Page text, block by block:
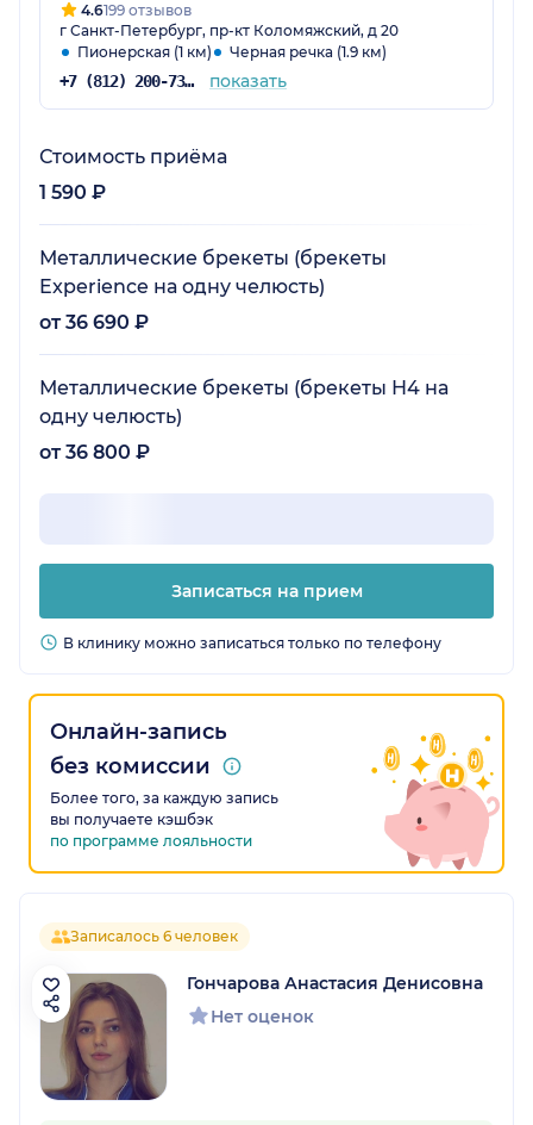
4.6199 отзывов
г Санкт-Петербург, пр-кт Коломяжский, д 20
Пионерская (1 км)
Черная речка (1.9 км)
+7 (812) 200-73-56 показать
Стоимость приёма
1 590 ₽
Металлические брекеты (брекеты
Experience на одну челюсть)
от 36 690 ₽
Металлические брекеты (брекеты Н4 на
одну челюсть)
от 36 800 ₽
Записаться на прием
В клинику можно записаться только по телефону
Онлайн-запись
без комиссии
Более того, за каждую запись
вы получаете кэшбэк
по программе лояльности
Записалось 6 человек
Гончарова Анастасия Денисовна
Нет оценок